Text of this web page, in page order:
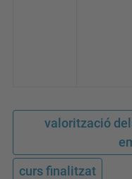
valorització
curs finalitzat